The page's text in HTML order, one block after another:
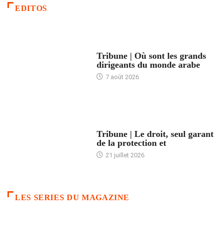
EDITOS
Tribune | Où sont les grands
dirigeants du monde arabe
7 août 2026
Tribune | Le droit, seul garant
de la protection et
21 juillet 2026
LES SERIES DU MAGAZINE